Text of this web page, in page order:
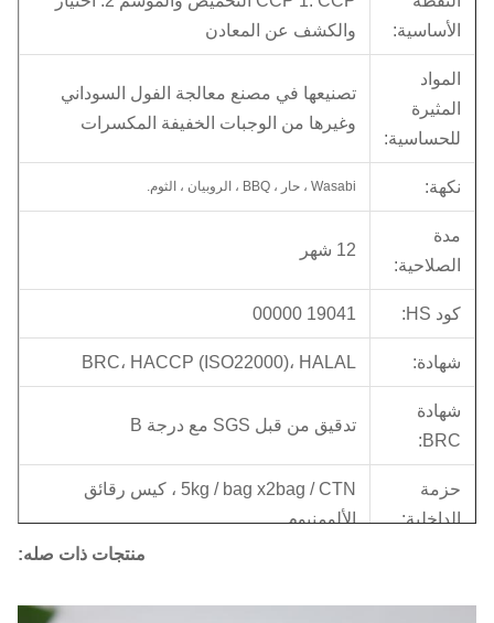
الأساسية:
والكشف عن المعادن
المواد
المثيرة
للحساسية:
تصنيعها في مصنع معالجة الفول السوداني
وغيرها من الوجبات الخفيفة المكسرات
نكهة: Wasabi ، حار ، BBQ ، الروبيان ، الثوم.
مدة
الصلاحية:
12 شهر
كود HS: 19041 00000
شهادة: BRC، HACCP (ISO22000)، HALAL
شهادة
BRC:
تدقيق من قبل SGS مع درجة B
حزمة
الداخلية:
5kg / bag x2bag / CTN ، كيس رقائق
الألومنيوم
منتجات ذات صله: